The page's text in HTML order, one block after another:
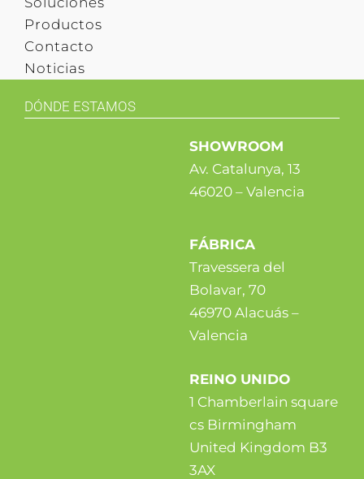
Productos
Contacto
Noticias
DÓNDE ESTAMOS
SHOWROOM
Av. Catalunya, 13
46020 – Valencia
FÁBRICA
Travessera del
Bolavar, 70
46970 Alacuás –
Valencia
REINO UNIDO
1 Chamberlain square
cs Birmingham
United Kingdom B3
3AX